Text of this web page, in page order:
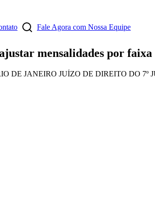
Fale Agora com Nossa Equipe
mensalidades por
JANEIRO JUÍZO DE DIREITO DO 7º